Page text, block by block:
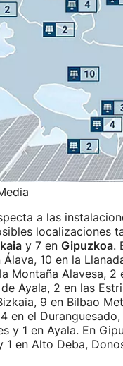
a las
localizaciones
y 7 en Gipuzkoa.
Álava, 10 en la
Montaña Alavesa, 2
Ayala, 2 en las
9 en Bilbao
en el
y 1 en Ayala. En
1 en Alto Deba,